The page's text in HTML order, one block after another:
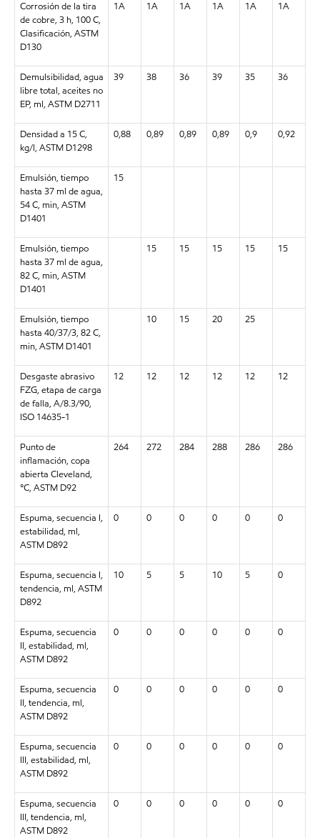
Corrosión de la tira
de cobre, 3 h, 100 C,
Clasificación, ASTM
D130
1A 1A 1A 1A 1A 1A
Demulsibilidad, agua
libre total, aceites no
EP, ml, ASTM D2711
39 38 36 39 35 36
Densidad a 15 C,
kg/l, ASTM D1298
0,88 0,89 0,89 0,89 0,9 0,92
Emulsión, tiempo
hasta 37 ml de agua,
54 C, min, ASTM
D1401
15
Emulsión, tiempo
hasta 37 ml de agua,
82 C, min, ASTM
D1401
15 15 15 15 15
Emulsión, tiempo
hasta 40/37/3, 82 C,
min, ASTM D1401
10 15 20 25
Desgaste abrasivo
FZG, etapa de carga
de falla, A/8.3/90,
ISO 14635-1
12 12 12 12 12 12
Punto de
inflamación, copa
abierta Cleveland,
°C, ASTM D92
264 272 284 288 286 286
Espuma, secuencia I,
estabilidad, ml,
ASTM D892
0 0 0 0 0 0
Espuma, secuencia I,
tendencia, ml, ASTM
D892
10 5 5 10 5 0
Espuma, secuencia
II, estabilidad, ml,
ASTM D892
0 0 0 0 0 0
Espuma, secuencia
II, tendencia, ml,
ASTM D892
0 0 0 0 0 0
Espuma, secuencia
III, estabilidad, ml,
ASTM D892
0 0 0 0 0 0
Espuma, secuencia
III, tendencia, ml,
ASTM D892
0 0 0 0 0 0